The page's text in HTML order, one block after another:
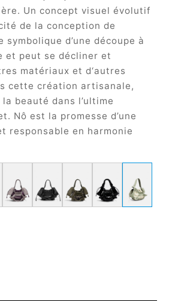
Un concept visuel évolutif
de la conception de
symbolique d’une découpe à
et peut se décliner et
matériaux et d‘autres
cette création artisanale,
beauté dans l’ultime
Nô est la promesse d’une
responsable en harmonie